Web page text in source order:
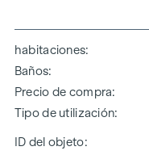
habitaciones
Baños
Precio de compra
Tipo de utilización
ID del objeto: